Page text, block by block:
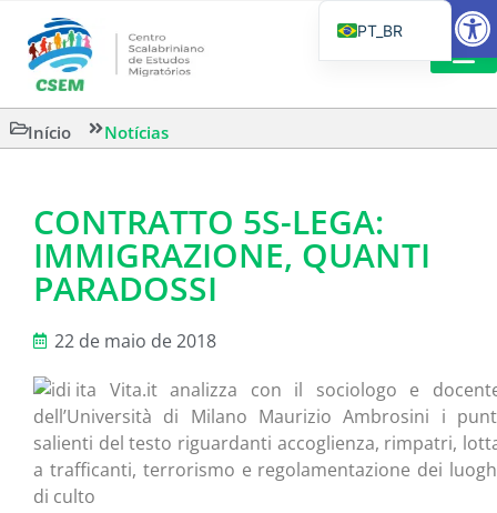
Início Notícias
CONTRATTO 5S-LEGA:
IMMIGRAZIONE, QUANTI
PARADOSSI
22 de maio de 2018
Vita.it analizza con il sociologo e
dell’Università di Milano Maurizio Ambrosini i
salienti del testo riguardanti accoglienza, rimpatri,
a trafficanti, terrorismo e regolamentazione dei
di culto
PT_BR
IT